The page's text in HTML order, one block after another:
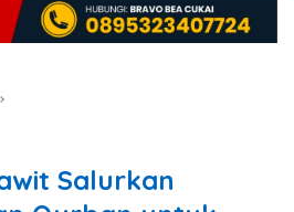
Salurkan